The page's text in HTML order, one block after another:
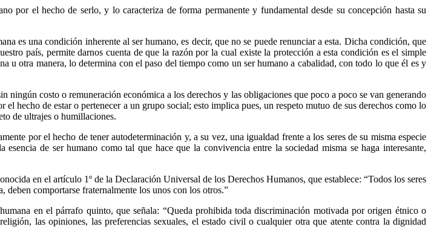
por el hecho de serlo, y lo caracteriza de forma permanente y fundamental desde su concepción hasta su
es una condición inherente al ser humano, es decir, que no se puede renunciar a esta. Dicha condición, que
país, permite darnos cuenta de que la razón por la cual existe la protección a esta condición es el simple
u otra manera, lo determina con el paso del tiempo como un ser humano a cabalidad, con todo lo que él es y
costo o remuneración económica a los derechos y las obligaciones que poco a poco se van generando
hecho de estar o pertenecer a un grupo social; esto implica pues, un respeto mutuo de sus derechos como lo
de ultrajes o humillaciones.
por el hecho de tener autodeterminación y, a su vez, una igualdad frente a los seres de su misma especie
de ser humano como tal que hace que la convivencia entre la sociedad misma se haga interesante,
en el artículo 1º de la Declaración Universal de los Derechos Humanos, que establece: “Todos los seres
deben comportarse fraternalmente los unos con los otros.”
en el párrafo quinto, que señala: “Queda prohibida toda discriminación motivada por origen étnico o
las opiniones, las preferencias sexuales, el estado civil o cualquier otra que atente contra la dignidad